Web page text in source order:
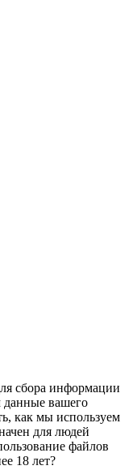
сбора информации
данные вашего
как мы используем
для людей
файлов
18 лет?